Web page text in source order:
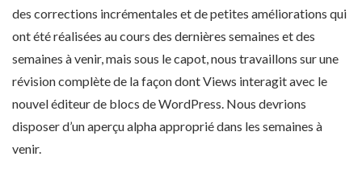
des corrections incrémentales et de petites améliorations qui
ont été réalisées au cours des dernières semaines et des
semaines à venir, mais sous le capot, nous travaillons sur une
révision complète de la façon dont Views interagit avec le
nouvel éditeur de blocs de WordPress. Nous devrions
disposer d’un aperçu alpha approprié dans les semaines à
venir.